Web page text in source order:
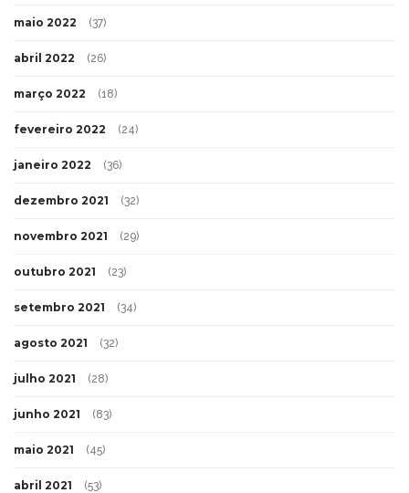
maio 2022 (37)
abril 2022 (26)
março 2022 (18)
fevereiro 2022 (24)
janeiro 2022 (36)
dezembro 2021 (32)
novembro 2021 (29)
outubro 2021 (23)
setembro 2021 (34)
agosto 2021 (32)
julho 2021 (28)
junho 2021 (83)
maio 2021 (45)
abril 2021 (53)